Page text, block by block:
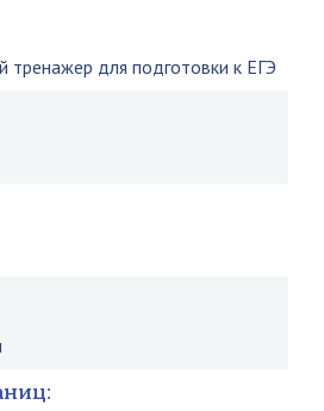
тренажер для подготовки к ЕГЭ